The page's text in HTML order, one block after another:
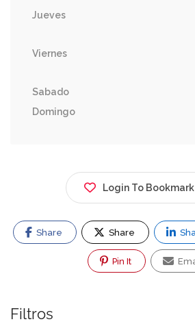
Jueves
Viernes
Sabado
Domingo
Login To
Share Share
Pin It
Filtros